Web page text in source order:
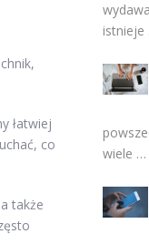
łatwiej
co
także
istnieje
wiele …